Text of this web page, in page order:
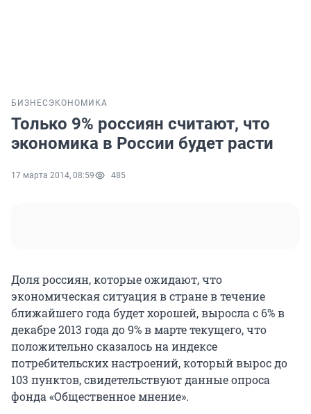
БИЗНЕС ЭКОНОМИКА
Только 9% россиян считают, что
экономика в России будет расти
17 марта 2014, 08:59 485
Доля россиян, которые ожидают, что
экономическая ситуация в стране в течение
ближайшего года будет хорошей, выросла с 6% в
декабре 2013 года до 9% в марте текущего, что
положительно сказалось на индексе
потребительских настроений, который вырос до
103 пунктов, свидетельствуют данные опроса
фонда «Общественное мнение».